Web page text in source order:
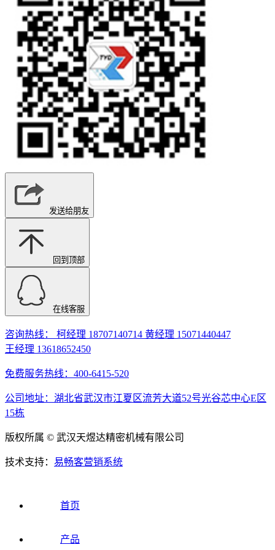
发送给朋友
回到顶部
在线客服
咨询热线： 柯经理 18707140714 黄经理 15071440447
王经理 13618652450
免费服务热线：400-6415-520
公司地址：湖北省武汉市江夏区流芳大道52号光谷芯中心E区
15栋
版权所属 © 武汉天煜达精密机械有限公司
技术支持： 易畅客营销系统
首页
产品